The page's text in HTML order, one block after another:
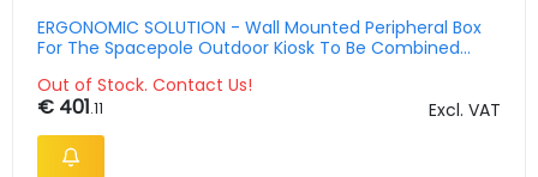
ERGONOMIC SOLUTION - Wall Mounted Peripheral Box
For The Spacepole Outdoor Kiosk To Be Combined
Out of Stock. Contact Us!
€ 401.11 Excl. VAT